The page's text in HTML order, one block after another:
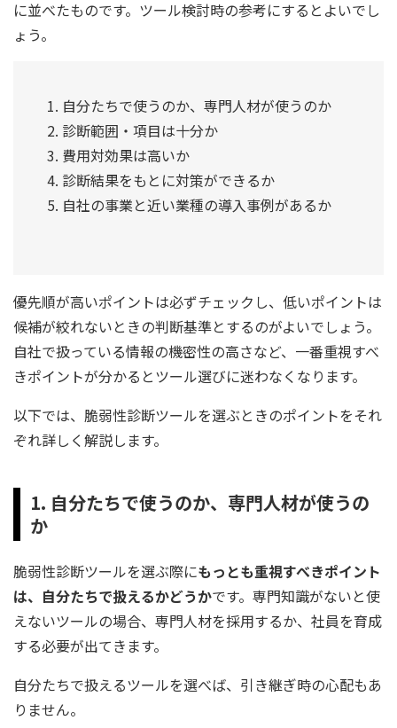
に並べたものです。ツール検討時の参考にするとよいでし
ょう。
自分たちで使うのか、専門人材が使うのか
診断範囲・項目は十分か
費用対効果は高いか
診断結果をもとに対策ができるか
自社の事業と近い業種の導入事例があるか
優先順が高いポイントは必ずチェックし、低いポイントは
候補が絞れないときの判断基準とするのがよいでしょう。
自社で扱っている情報の機密性の高さなど、一番重視すべ
きポイントが分かるとツール選びに迷わなくなります。
以下では、脆弱性診断ツールを選ぶときのポイントをそれ
ぞれ詳しく解説します。
1. 自分たちで使うのか、専門人材が使うの
か
脆弱性診断ツールを選ぶ際にもっとも重視すべきポイント
は、自分たちで扱えるかどうかです。専門知識がないと使
えないツールの場合、専門人材を採用するか、社員を育成
する必要が出てきます。
自分たちで扱えるツールを選べば、引き継ぎ時の心配もあ
りません。